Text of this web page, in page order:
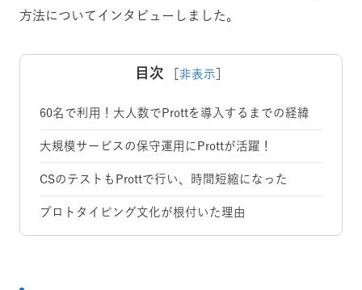
方法についてインタビューしました。
目次 非表示
60名で利用！大人数でProttを導入するまでの経緯
大規模サービスの保守運用にProttが活躍！
CSのテストもProttで行い、時間短縮になった
プロトタイピング文化が根付いた理由